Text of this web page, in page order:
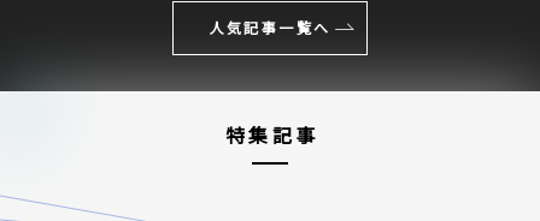
人気記事一覧へ
特集記事